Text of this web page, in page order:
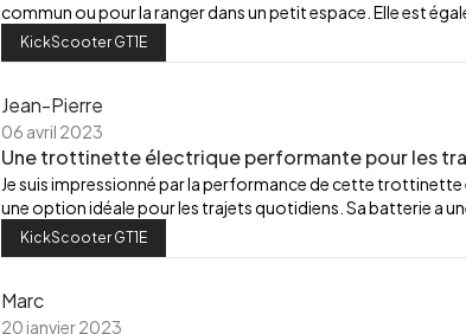
commun ou pour la ranger dans un petit espace. Elle est
KickScooter GT1E
Jean-Pierre
06 avril 2023
Une trottinette électrique performante pour les
Je suis impressionné par la performance de cette
une option idéale pour les trajets quotidiens. Sa batterie a
KickScooter GT1E
Marc
20 janvier 2023